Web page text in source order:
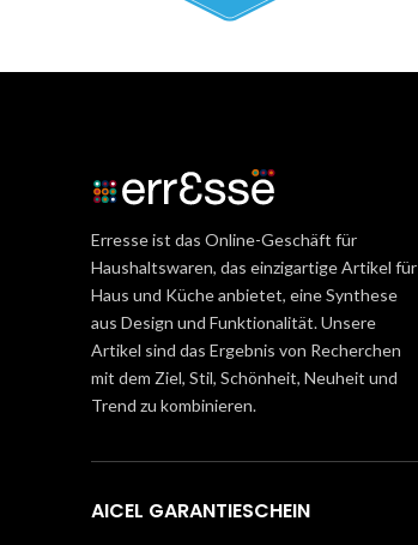
Erresse ist das Online-Geschäft für
Haushaltswaren, das einzigartige Artikel für
Haus und Küche anbietet, eine Synthese
aus Design und Funktionalität. Unsere
Artikel sind das Ergebnis von Recherchen
mit dem Ziel, Stil, Schönheit, Neuheit und
Trend zu kombinieren.
AICEL GARANTIESCHEIN